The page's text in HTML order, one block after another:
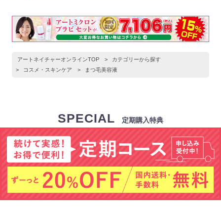
アートネイチャーオンラインTOP >
カテゴリーから探す
>
コスメ・スキンケア > まつ毛美容液
SPECIAL 定期購入特典